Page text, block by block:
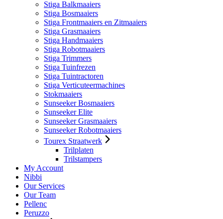
Stiga Balkmaaiers
Stiga Bosmaaiers
Stiga Frontmaaiers en Zitmaaiers
Stiga Grasmaaiers
Stiga Handmaaiers
Stiga Robotmaaiers
Stiga Trimmers
Stiga Tuinfrezen
Stiga Tuintractoren
Stiga Verticuteermachines
Stokmaaiers
Sunseeker Bosmaaiers
Sunseeker Elite
Sunseeker Grasmaaiers
Sunseeker Robotmaaiers
Tourex Straatwerk
Trilplaten
Trilstampers
My Account
Nibbi
Our Services
Our Team
Pellenc
Peruzzo